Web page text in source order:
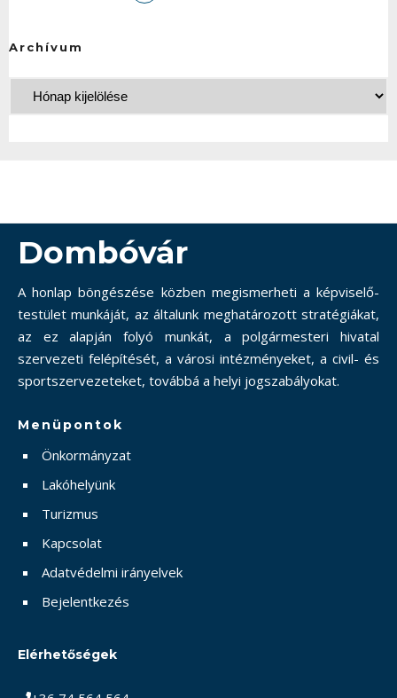
Archívum
Dombóvár
A honlap böngészése közben megismerheti a képviselő-
testület munkáját, az általunk meghatározott stratégiákat,
az ez alapján folyó munkát, a polgármesteri hivatal
szervezeti felépítését, a városi intézményeket, a civil- és
sportszervezeteket, továbbá a helyi jogszabályokat.
Menüpontok
Önkormányzat
Lakóhelyünk
Turizmus
Kapcsolat
Adatvédelmi irányelvek
Bejelentkezés
Elérhetőségek